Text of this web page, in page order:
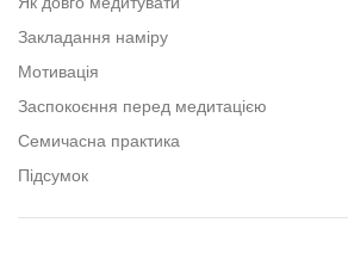
Закладання наміру
Мотивація
Заспокоєння перед медитацією
Семичасна практика
Підсумок